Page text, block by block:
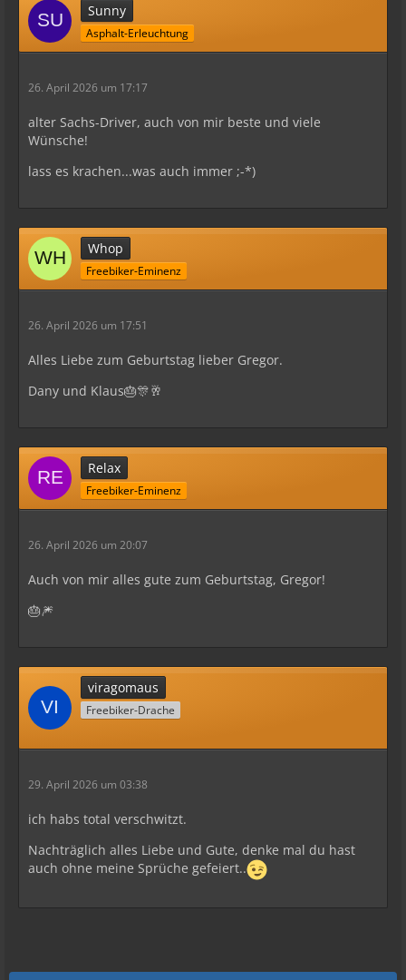
Sunny
Asphalt-Erleuchtung
26. April 2026 um 17:17
alter Sachs-Driver, auch von mir beste und viele
Wünsche!
lass es krachen...was auch immer ;-*)
Whop
Freebiker-Eminenz
26. April 2026 um 17:51
Alles Liebe zum Geburtstag lieber Gregor.
Dany und Klaus🎂🎊🥂
Relax
Freebiker-Eminenz
26. April 2026 um 20:07
Auch von mir alles gute zum Geburtstag, Gregor!
🎂🎆
viragomaus
Freebiker-Drache
29. April 2026 um 03:38
ich habs total verschwitzt.
Nachträglich alles Liebe und Gute, denke mal du hast
auch ohne meine Sprüche gefeiert..